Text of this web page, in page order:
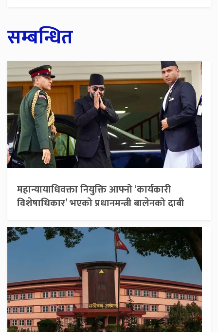
सम्बन्धित
महान्यायाधिवक्ता नियुक्ति आफ्नो ‘कार्यकारी
विशेषाधिकार’ भएको प्रधानमन्त्री बालेनको दाबी